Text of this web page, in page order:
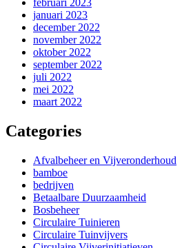
februari 2023
januari 2023
december 2022
november 2022
oktober 2022
september 2022
juli 2022
mei 2022
maart 2022
Categories
Afvalbeheer en Vijveronderhoud
bamboe
bedrijven
Betaalbare Duurzaamheid
Bosbeheer
Circulaire Tuinieren
Circulaire Tuinvijvers